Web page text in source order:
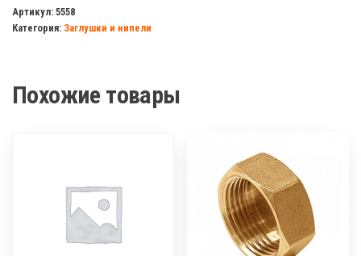
латунный
1/2
Артикул: 5558
Категория: Заглушки и нипели
Похожие товары